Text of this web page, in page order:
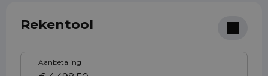
Rekentool
Aanbetaling